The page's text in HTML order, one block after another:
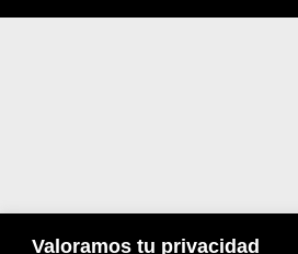
Valoramos tu privacidad